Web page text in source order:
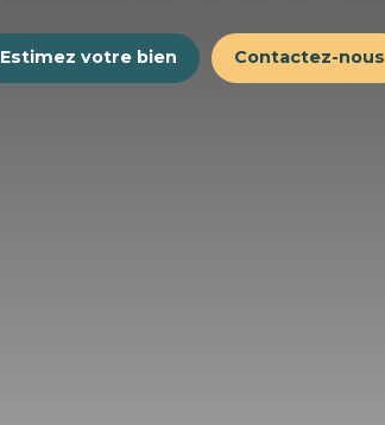
Estimez votre bien Contactez-nous